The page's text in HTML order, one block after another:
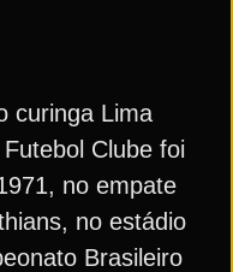
curinga Lima
Clube foi
no empate
no estádio
Brasileiro